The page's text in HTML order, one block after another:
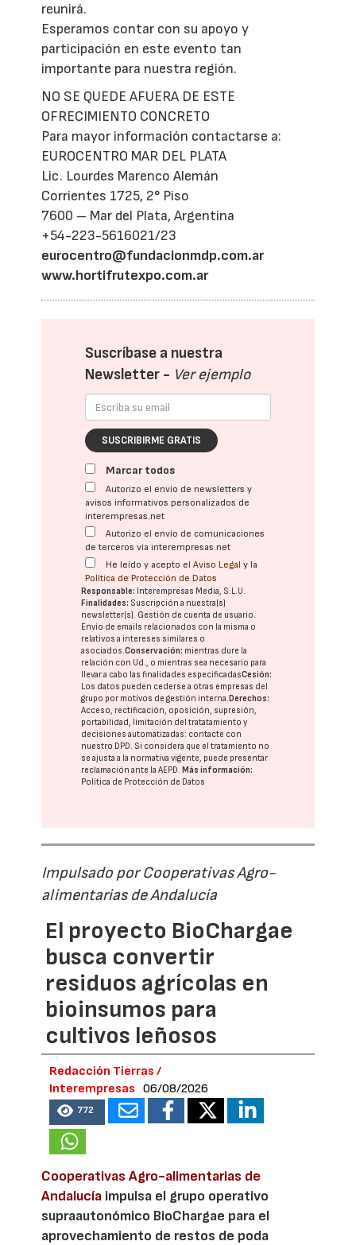
reunirá.
Esperamos contar con su apoyo y
participación en este evento tan
importante para nuestra región.
NO SE QUEDE AFUERA DE ESTE
OFRECIMIENTO CONCRETO
Para mayor información contactarse a:
EUROCENTRO MAR DEL PLATA
Lic. Lourdes Marenco Alemán
Corrientes 1725, 2° Piso
7600 – Mar del Plata, Argentina
+54-223-5616021/23
eurocentro@fundacionmdp.com.ar
www.hortifrutexpo.com.ar
Suscríbase a nuestra
Newsletter - Ver ejemplo
SUSCRIBIRME GRATIS
Marcar todos
Autorizo el envío de newsletters y
avisos informativos personalizados de
interempresas.net
Autorizo el envío de comunicaciones
de terceros vía interempresas.net
He leído y acepto elAviso Legal y la
Política de Protección de Datos
Responsable: Interempresas Media, S.L.U.
Finalidades: Suscripción a nuestra(s)
newsletter(s). Gestión de cuenta de usuario.
Envío de emails relacionados con la misma o
relativos a intereses similares o
asociados.Conservación: mientras dure la
relación con Ud., o mientras sea necesario para
llevar a cabo las finalidades especificadasCesión:
Los datos pueden cederse a otras empresas del
grupo por motivos de gestión interna. Derechos:
Acceso, rectificación, oposición, supresión,
portabilidad, limitación del tratatamiento y
decisiones automatizadas: contacte con
nuestro DPD. Si considera que el tratamiento no
se ajusta a la normativa vigente, puede presentar
reclamación ante laAEPD. Más información:
Política de Protección de Datos
Impulsado por Cooperativas Agro-
alimentarias de Andalucía
El proyecto BioChargae
busca convertir
residuos agrícolas en
bioinsumos para
cultivos leñosos
Redacción Tierras /
Interempresas
06/08/2026
772
Cooperativas Agro-alimentarias de
Andalucía impulsa el grupo operativo
supraautonómico BioChargae para el
aprovechamiento de restos de poda